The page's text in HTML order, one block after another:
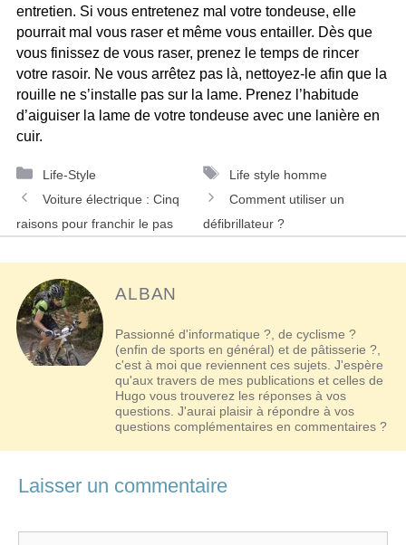
entretien. Si vous entretenez mal votre tondeuse, elle
pourrait mal vous raser et même vous entailler. Dès que
vous finissez de vous raser, prenez le temps de rincer
votre rasoir. Ne vous arrêtez pas là, nettoyez-le afin que la
rouille ne s’installe pas sur la lame. Prenez l’habitude
d’aiguiser la lame de votre tondeuse avec une lanière en
cuir.
Catégories
Life-Style Étiquettes
Life style homme
Navigation
des
Voiture électrique : Cinq
raisons pour franchir le pas
Comment utiliser un
défibrillateur ?
ALBAN
Passionné d'informatique ?, de cyclisme ?
(enfin de sports en général) et de pâtisserie ?,
c'est à moi que reviennent ces sujets. J'espère
qu'aux travers de mes publications et celles de
Hugo vous trouverez les réponses à vos
questions. J'aurai plaisir à répondre à vos
questions complémentaires en commentaires ?
Laisser un commentaire